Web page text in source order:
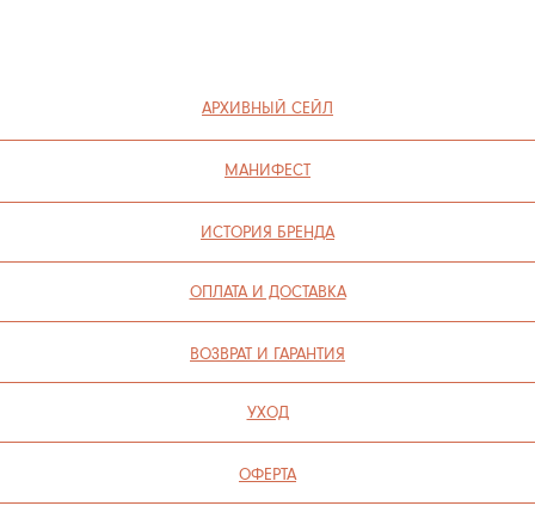
СОГЛАСИЕ НА ОБРАБОТКУ ПЕРСОНАЛЬНЫХ ДАННЫХ